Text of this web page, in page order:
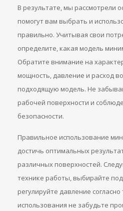
В результате, мы рассмотрели
помогут вам выбрать и
правильно. Учитывая свои
определите, какая модель
Обратите внимание на
мощность, давление и расход
подходящую модель. Не
рабочей поверхности и
безопасности.
Правильное использование
достичь оптимальных
различных поверхностей.
технике работы, выбирайте
регулируйте давление
использования не забудьте